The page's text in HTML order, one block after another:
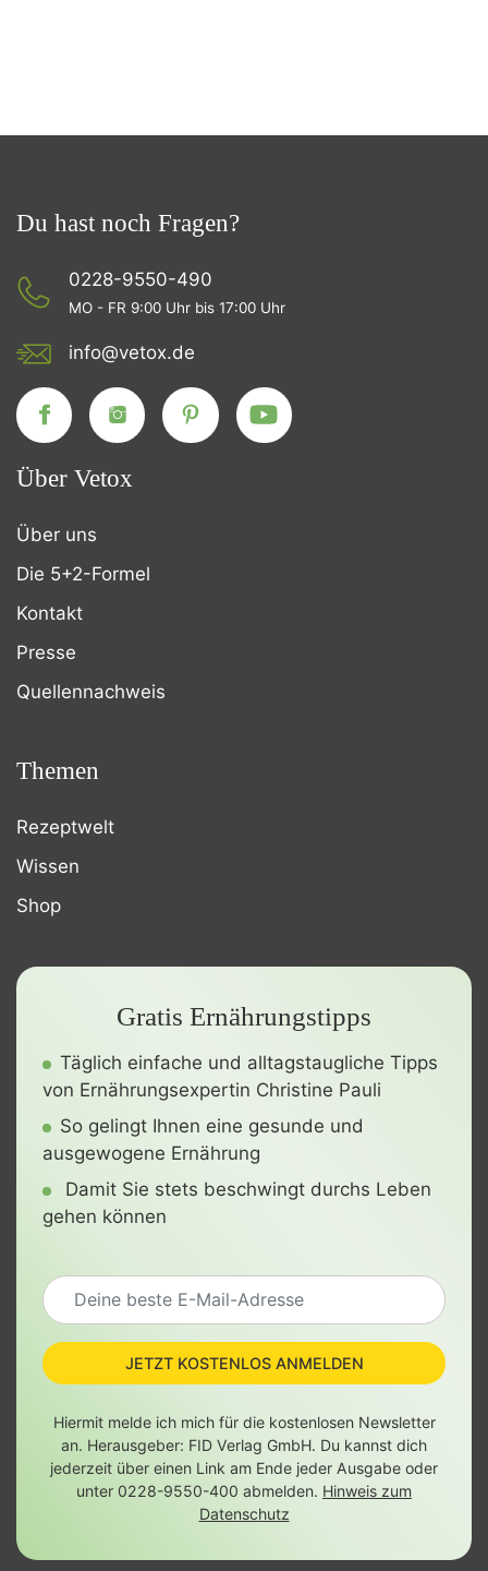
Du hast noch Fragen?
0228-9550-490
MO - FR 9:00 Uhr bis 17:00 Uhr
info@vetox.de
Über Vetox
Über uns
Die 5+2-Formel
Kontakt
Presse
Quellennachweis
Themen
Rezeptwelt
Wissen
Shop
Gratis Ernährungstipps
Täglich einfache und alltagstaugliche Tipps
von Ernährungsexpertin Christine Pauli
So gelingt Ihnen eine gesunde und
ausgewogene Ernährung
Damit Sie stets beschwingt durchs Leben
gehen können
JETZT KOSTENLOS ANMELDEN
Hiermit melde ich mich für die kostenlosen Newsletter
an. Herausgeber: FID Verlag GmbH. Du kannst dich
jederzeit über einen Link am Ende jeder Ausgabe oder
unter 0228-9550-400 abmelden. Hinweis zum
Datenschutz